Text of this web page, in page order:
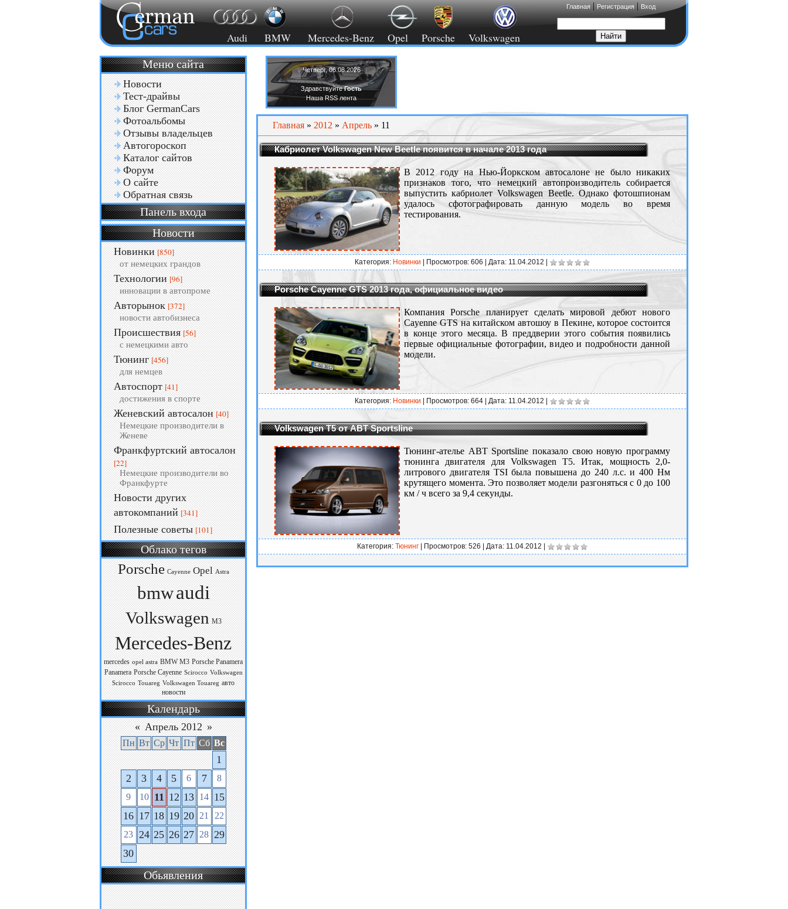
Audi BMW Mercedes-Benz Opel Porsche Volkswagen
Главная|Регистрация|Вход
Меню сайта
Новости
Тест-драйвы
Блог GermanCars
Фотоальбомы
Отзывы владельцев
Автогороскоп
Каталог сайтов
Форум
О сайте
Обратная связь
Панель входа
Новости
Новинки [850]
от немецких грандов
Технологии [96]
инновации в автопроме
Авторынок [372]
новости автобизнеса
Происшествия [56]
с немецкими авто
Тюнинг [456]
для немцев
Автоспорт [41]
достижения в спорте
Женевский автосалон [40]
Немецкие производители в
Женеве
Франкфуртский автосалон
[22]
Немецкие производители во
Франкфурте
Новости других
автокомпаний [341]
Полезные советы [101]
Облако тегов
Porsche Cayenne Opel Astra
bmwaudi
Volkswagen M3
Mercedes-Benz
mercedes opel astra BMW M3 Porsche Panamera
Panamera Porsche Cayenne Scirocco Volkswagen
Scirocco Touareg Volkswagen Touareg авто
новости
Календарь
« Апрель 2012 »
Пн Вт Ср Чт Пт Сб Вс
1
2
3 4 5 6 7
8
9
10 11 12 13 14 15
16 17 18 19 20 21
22
23 24 25 26 27 28 29
30
Обьявления
Четверг, 06.08.2026
ЗдравствуйтеГость
Наша RSS лента
Главная » 2012 » Апрель » 11
Кабриолет Volkswagen New Beetle появится в начале 2013 года
В 2012 году на Нью-Йоркском автосалоне не было никаких
признаков того, что немецкий автопроизводитель собирается
выпустить кабриолет Volkswagen Beetle. Однако фотошпионам
удалось сфотографировать данную модель во время
тестирования.
Категория: Новинки | Просмотров: 606 | Дата: 11.04.2012
Porsche Cayenne GTS 2013 года, официальное видео
Компания Porsche планирует сделать мировой дебют нового
Cayenne GTS на китайском автошоу в Пекине, которое состоится
в конце этого месяца. В преддверии этого события появились
первые официальные фотографии, видео и подробности данной
модели.
Категория: Новинки | Просмотров: 664 | Дата: 11.04.2012
Volkswagen T5 от ABT Sportsline
Тюнинг-ателье ABT Sportsline показало свою новую программу
тюнинга двигателя для Volkswagen T5. Итак, мощность 2,0-
литрового двигателя TSI была повышена до 240 л.с. и 400 Нм
крутящего момента. Это позволяет модели разгоняться с 0 до 100
км / ч всего за 9,4 секунды.
Категория: Тюнинг| Просмотров: 526 | Дата: 11.04.2012